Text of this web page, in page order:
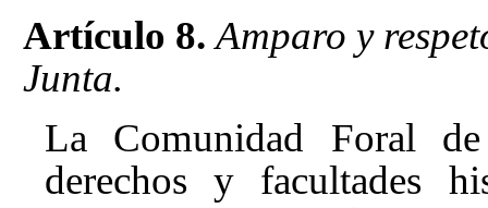
Artículo 8. Amparo y
Junta.
La Comunidad Foral
derechos y facultades